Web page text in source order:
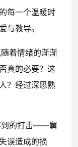
每一个温暖时
与教导。
着情绪的渐渐
真的必要？这
？经过深思熟
到的打击——舅
误造成的损